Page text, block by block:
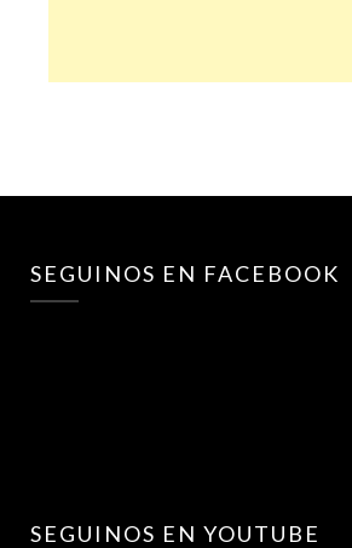
SEGUINOS EN FACEBOOK
SEGUINOS EN YOUTUBE